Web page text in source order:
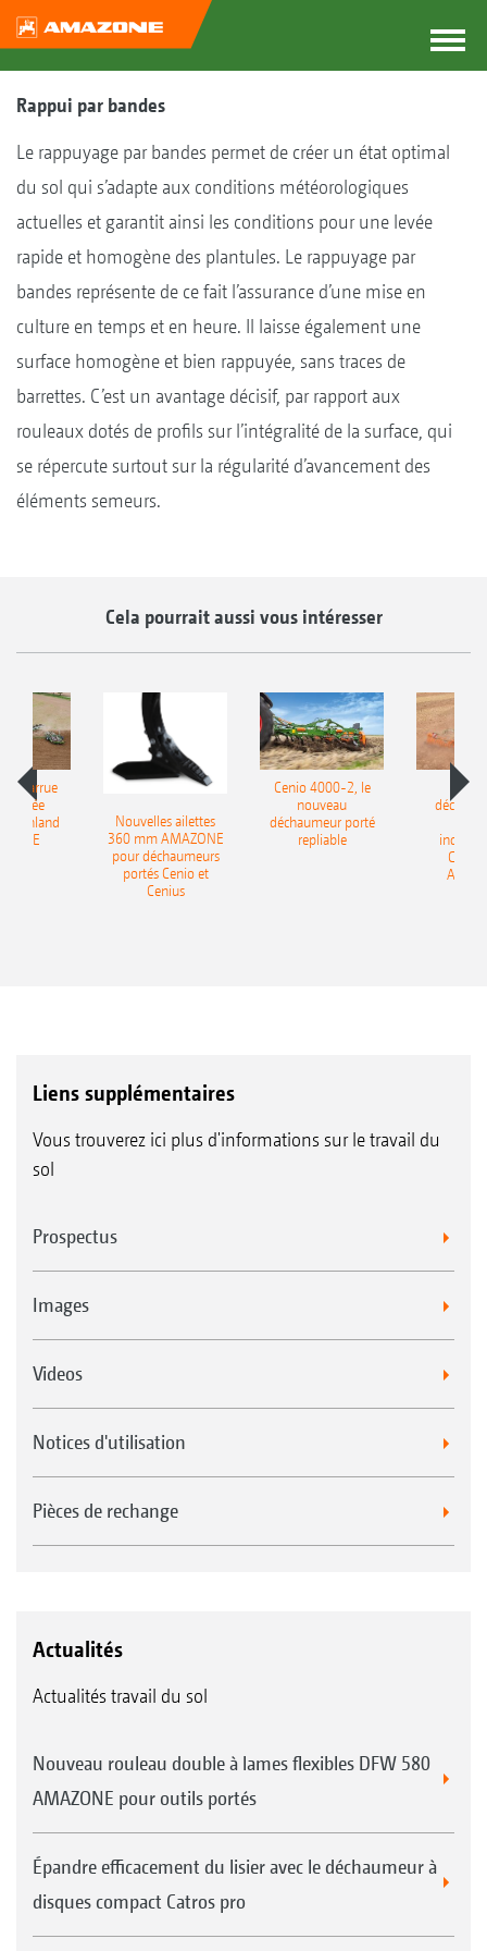
Rappui par bandes
Le rappuyage par bandes permet de créer un état optimal
du sol qui s’adapte aux conditions météorologiques
actuelles et garantit ainsi les conditions pour une levée
rapide et homogène des plantules. Le rappuyage par
bandes représente de ce fait l’assurance d’une mise en
culture en temps et en heure. Il laisse également une
surface homogène et bien rappuyée, sans traces de
barrettes. C’est un avantage décisif, par rapport aux
rouleaux dotés de profils sur l’intégralité de la surface, qui
se répercute surtout sur la régularité d’avancement des
éléments semeurs.
Cela pourrait aussi vous intéresser
charrue
portée
Onland
Nouvelles ailettes
360 mm AMAZONE
pour déchaumeurs
portés Cenio et
Cenius
Cenio 4000-2, le
nouveau
déchaumeur porté
repliable
Liens supplémentaires
Vous trouverez ici plus d'informations sur le travail du
sol
Prospectus
Images
Videos
Notices d'utilisation
Pièces de rechange
Actualités
Actualités travail du sol
Nouveau rouleau double à lames flexibles DFW 580
AMAZONE pour outils portés
Épandre efficacement du lisier avec le déchaumeur à
disques compact Catros pro